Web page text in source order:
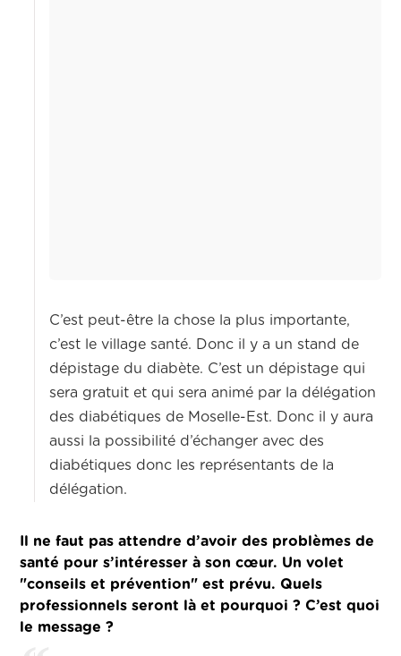
C’est peut-être la chose la plus importante,
c’est le village santé. Donc il y a un stand de
dépistage du diabète. C’est un dépistage qui
sera gratuit et qui sera animé par la délégation
des diabétiques de Moselle-Est. Donc il y aura
aussi la possibilité d’échanger avec des
diabétiques donc les représentants de la
délégation.
Il ne faut pas attendre d’avoir des problèmes de
santé pour s’intéresser à son cœur. Un volet
"conseils et prévention" est prévu. Quels
professionnels seront là et pourquoi ? C’est quoi
le message ?